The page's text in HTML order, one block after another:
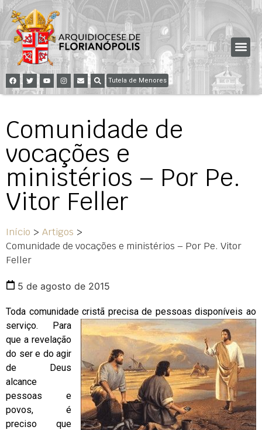
Tutela de Menores
Comunidade de
vocações e
ministérios – Por Pe.
Vitor Feller
Início > Artigos >
Comunidade de vocações e ministérios – Por Pe. Vitor
Feller
5 de agosto de 2015
Toda comunidade cristã precisa de pessoas disponíveis ao
serviço. Para
que a revelação
do ser e do agir
de Deus
alcance
pessoas e
povos, é
preciso que